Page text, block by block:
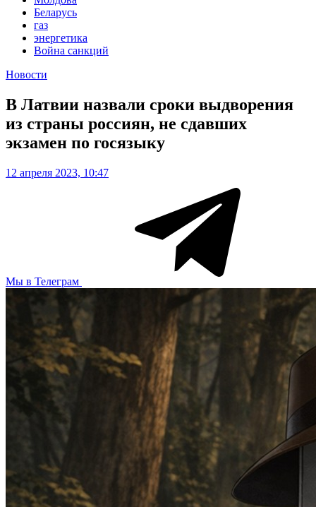
Беларусь
газ
энергетика
Война санкций
Новости
В Латвии назвали сроки выдворения
из страны россиян, не сдавших
экзамен по госязыку
12 апреля 2023, 10:47
Мы в Телеграм